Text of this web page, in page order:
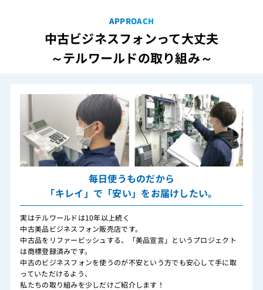
APPROACH
中古ビジネスフォンって大丈夫
～テルワールドの取り組み～
毎日使うものだから
「キレイ」で「安い」をお届けしたい。
実はテルワールドは10年以上続く
中古美品ビジネスフォン販売店です。
中古品をリファービッシュする、「美品宣言」というプロジェクト
は商標登録済みです。
中古のビジネスフォンを使うのが不安という方でも安心して手に取
っていただけるよう、
私たちの取り組みを少しだけご紹介します！